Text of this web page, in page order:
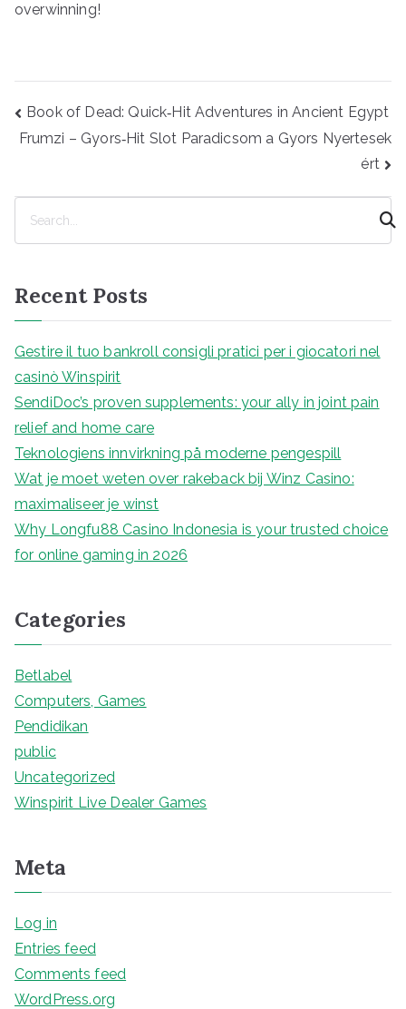
overwinning!
Post
Book of Dead: Quick‑Hit Adventures in Ancient Egypt
Frumzi – Gyors‑Hit Slot Paradicsom a Gyors Nyertesek
ért
c
h
Recent Posts
Gestire il tuo bankroll consigli pratici per i giocatori nel
casinò Winspirit
SendiDoc’s proven supplements: your ally in joint pain
relief and home care
Teknologiens innvirkning på moderne pengespill
Wat je moet weten over rakeback bij Winz Casino:
maximaliseer je winst
Why Longfu88 Casino Indonesia is your trusted choice
for online gaming in 2026
Categories
Betlabel
Computers, Games
Pendidikan
public
Uncategorized
Winspirit Live Dealer Games
Meta
Log in
Entries feed
Comments feed
WordPress.org